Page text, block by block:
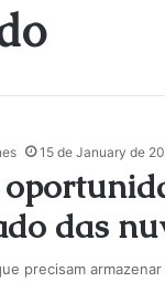
15 de January de
das
precisam